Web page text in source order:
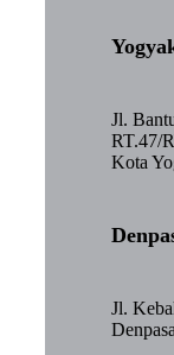
Jl.
RT.47/
Kota
Jl.